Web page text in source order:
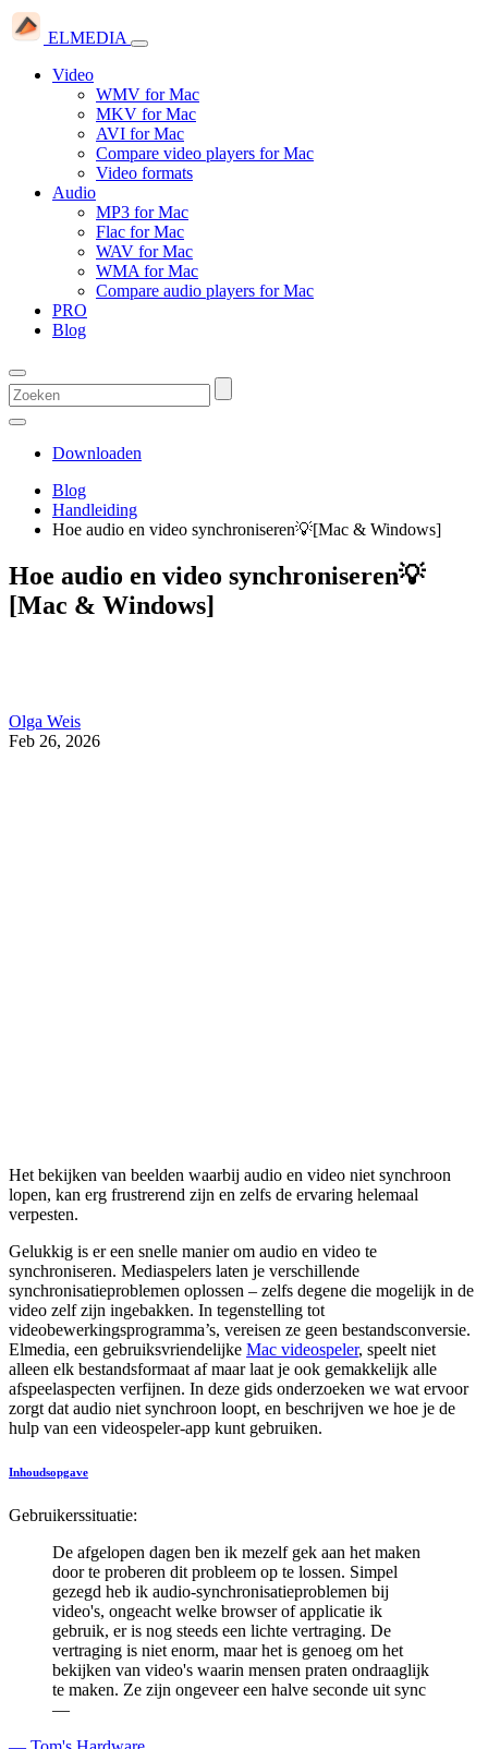
ELMEDIA
Video
WMV for Mac
MKV for Mac
AVI for Mac
Compare video players for Mac
Video formats
Audio
MP3 for Mac
Flac for Mac
WAV for Mac
WMA for Mac
Compare audio players for Mac
PRO
Blog
Downloaden
Blog
Handleiding
Hoe audio en video synchroniseren💡[Mac & Windows]
Hoe audio en video synchroniseren💡
[Mac & Windows]
Olga Weis
Feb 26, 2026
Het bekijken van beelden waarbij audio en video niet synchroon
lopen, kan erg frustrerend zijn en zelfs de ervaring helemaal
verpesten.
Gelukkig is er een snelle manier om audio en video te
synchroniseren. Mediaspelers laten je verschillende
synchronisatieproblemen oplossen – zelfs degene die mogelijk in de
video zelf zijn ingebakken. In tegenstelling tot
videobewerkingsprogramma’s, vereisen ze geen bestandsconversie.
Elmedia, een gebruiksvriendelijke Mac videospeler, speelt niet
alleen elk bestandsformaat af maar laat je ook gemakkelijk alle
afspeelaspecten verfijnen. In deze gids onderzoeken we wat ervoor
zorgt dat audio niet synchroon loopt, en beschrijven we hoe je de
hulp van een videospeler-app kunt gebruiken.
Inhoudsopgave
Gebruikerssituatie:
De afgelopen dagen ben ik mezelf gek aan het maken
door te proberen dit probleem op te lossen. Simpel
gezegd heb ik audio-synchronisatieproblemen bij
video's, ongeacht welke browser of applicatie ik
gebruik, er is nog steeds een lichte vertraging. De
vertraging is niet enorm, maar het is genoeg om het
bekijken van video's waarin mensen praten ondraaglijk
te maken. Ze zijn ongeveer een halve seconde uit sync
—